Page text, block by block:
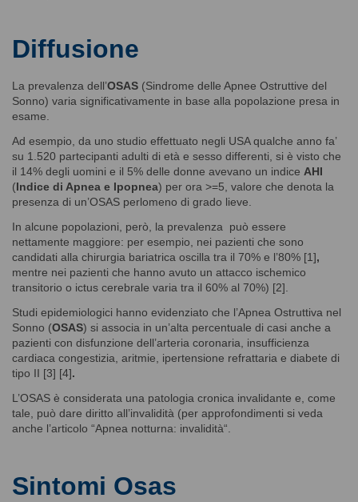
Diffusione
La prevalenza dell’OSAS (Sindrome delle Apnee Ostruttive del
Sonno) varia significativamente in base alla popolazione presa in
esame.
Ad esempio, da uno studio effettuato negli USA qualche anno fa’
su 1.520 partecipanti adulti di età e sesso differenti, si è visto che
il 14% degli uomini e il 5% delle donne avevano un indice AHI
(Indice di Apnea e Ipopnea) per ora >=5, valore che denota la
presenza di un’OSAS perlomeno di grado lieve.
In alcune popolazioni, però, la prevalenza può essere
nettamente maggiore: per esempio, nei pazienti che sono
candidati alla chirurgia bariatrica oscilla tra il 70% e l’80% [1],
mentre nei pazienti che hanno avuto un attacco ischemico
transitorio o ictus cerebrale varia tra il 60% al 70%) [2].
Studi epidemiologici hanno evidenziato che l’Apnea Ostruttiva nel
Sonno (OSAS) si associa in un’alta percentuale di casi anche a
pazienti con disfunzione dell’arteria coronaria, insufficienza
cardiaca congestizia, aritmie, ipertensione refrattaria e diabete di
tipo II [3] [4].
L’OSAS è considerata una patologia cronica invalidante e, come
tale, può dare diritto all’invalidità (per approfondimenti si veda
anche l’articolo “Apnea notturna: invalidità“.
Sintomi Osas